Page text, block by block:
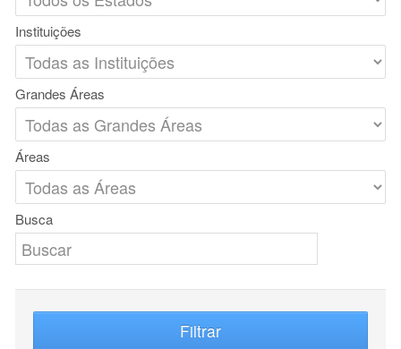
Instituições
Grandes Áreas
Áreas
Busca
Filtrar